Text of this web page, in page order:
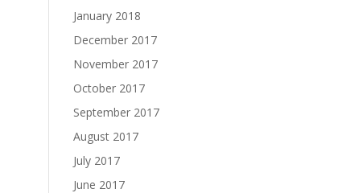
January 2018
December 2017
November 2017
October 2017
September 2017
August 2017
July 2017
June 2017